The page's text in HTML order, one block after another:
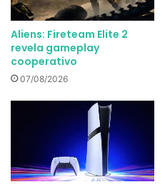
Aliens: Fireteam Elite 2
revela gameplay
cooperativo
07/08/2026